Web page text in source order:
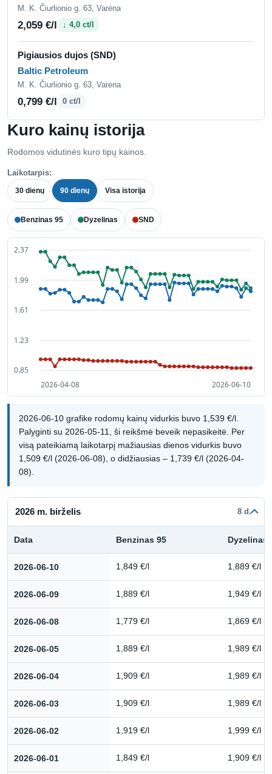
Kuro kainų istorija
Rodomos vidutinės kuro tipų kainos.
Laikotarpis:
30 dienų 90 dienų Visa istorija
Benzinas 95 Dyzelinas SND
2026-06-10 grafike rodomų kainų vidurkis buvo 1,539 €/l.
Palyginti su 2026-05-11, ši reikšmė beveik nepasikeitė. Per
visą pateikiamą laikotarpį mažiausias dienos vidurkis buvo
1,509 €/l (2026-06-08), o didžiausias – 1,739 €/l (2026-04-
08).
2026 m. birželis 8 d.
Data Benzinas 95 Dyzelinas
2026-06-10 1,849 €/l 1,889 €/l
2026-06-09 1,889 €/l 1,949 €/l
2026-06-08 1,779 €/l 1,869 €/l
2026-06-05 1,889 €/l 1,989 €/l
2026-06-04 1,909 €/l 1,989 €/l
2026-06-03 1,909 €/l 1,989 €/l
2026-06-02 1,919 €/l 1,999 €/l
2026-06-01 1,849 €/l 1,909 €/l
M. K. Čiurlionio g. 63, Varėna
2,059 €/l ↓ 4,0 ct/l
Pigiausios dujos (SND)
Baltic Petroleum
M. K. Čiurlionio g. 63, Varėna
0,799 €/l 0 ct/l